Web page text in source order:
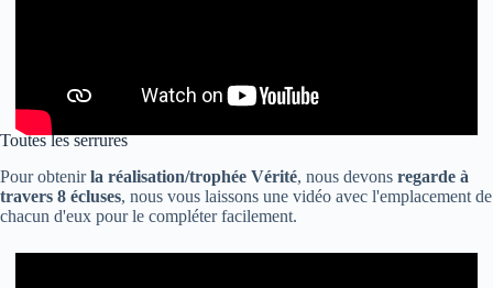
Toutes les serrures
Pour obtenirla réalisation/trophée Vérité, nous devons regarde à
travers 8 écluses, nous vous laissons une vidéo avec l'emplacement de
chacun d'eux pour le compléter facilement.